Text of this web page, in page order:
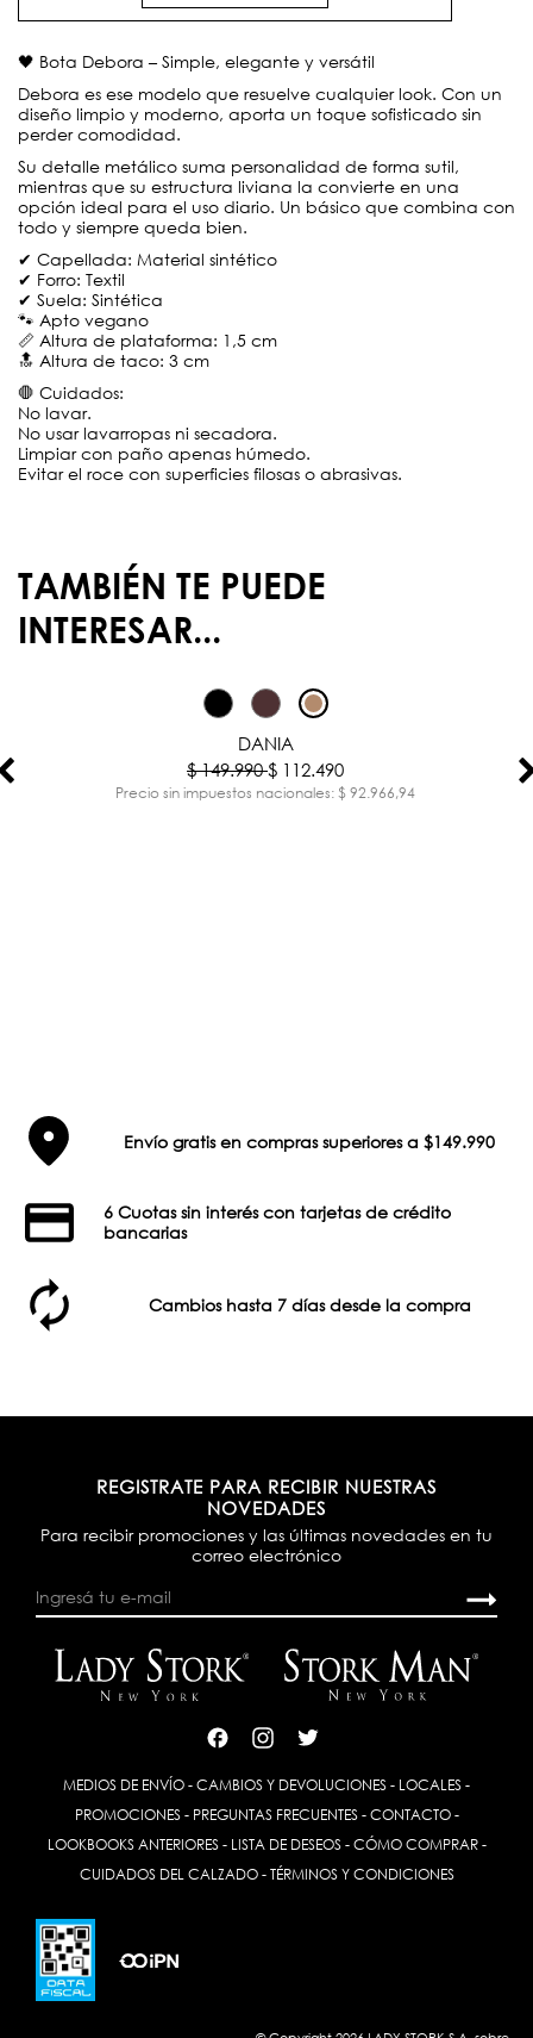
🖤 Bota Debora – Simple, elegante y versátil
Debora es ese modelo que resuelve cualquier look. Con un
diseño limpio y moderno, aporta un toque sofisticado sin
perder comodidad.
Su detalle metálico suma personalidad de forma sutil,
mientras que su estructura liviana la convierte en una
opción ideal para el uso diario. Un básico que combina con
todo y siempre queda bien.
✔ Capellada: Material sintético
✔ Forro: Textil
✔ Suela: Sintética
🐾 Apto vegano
📏 Altura de plataforma: 1,5 cm
🔝 Altura de taco: 3 cm
🛑 Cuidados:
No lavar.
No usar lavarropas ni secadora.
Limpiar con paño apenas húmedo.
Evitar el roce con superficies filosas o abrasivas.
TAMBIÉN TE PUEDE
INTERESAR...
DANIA
$ 149.990$ 112.490
Precio sin impuestos nacionales: $ 92.966,94
Envío gratis en compras superiores a $149.990
6 Cuotas sin interés con tarjetas de crédito
bancarias
Cambios hasta 7 días desde la compra
REGISTRATE PARA RECIBIR NUESTRAS
NOVEDADES
Para recibir promociones y las últimas novedades en tu
correo electrónico
MEDIOS DE ENVÍO - CAMBIOS Y DEVOLUCIONES - LOCALES -
PROMOCIONES- PREGUNTAS FRECUENTES- CONTACTO-
LOOKBOOKS ANTERIORES- LISTA DE DESEOS- CÓMO COMPRAR-
CUIDADOS DEL CALZADO- TÉRMINOS Y CONDICIONES